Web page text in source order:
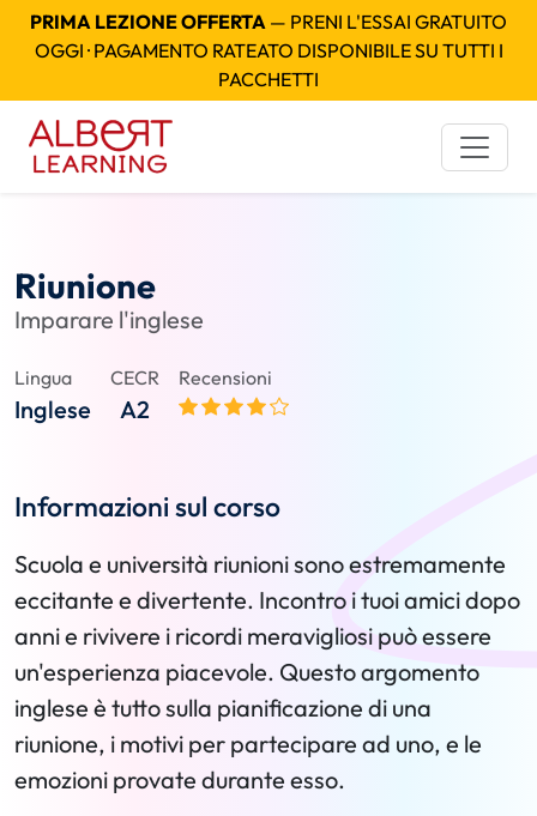
PRIMA LEZIONE OFFERTA — PRENI L'ESSAI GRATUITO
OGGI · PAGAMENTO RATEATO DISPONIBILE SU TUTTI I
PACCHETTI
Riunione
Imparare l'inglese
Lingua
Inglese
CECR
A2
Recensioni
Informazioni sul corso
Scuola e università riunioni sono estremamente
eccitante e divertente. Incontro i tuoi amici dopo
anni e rivivere i ricordi meravigliosi può essere
un'esperienza piacevole. Questo argomento
inglese è tutto sulla pianificazione di una
riunione, i motivi per partecipare ad uno, e le
emozioni provate durante esso.